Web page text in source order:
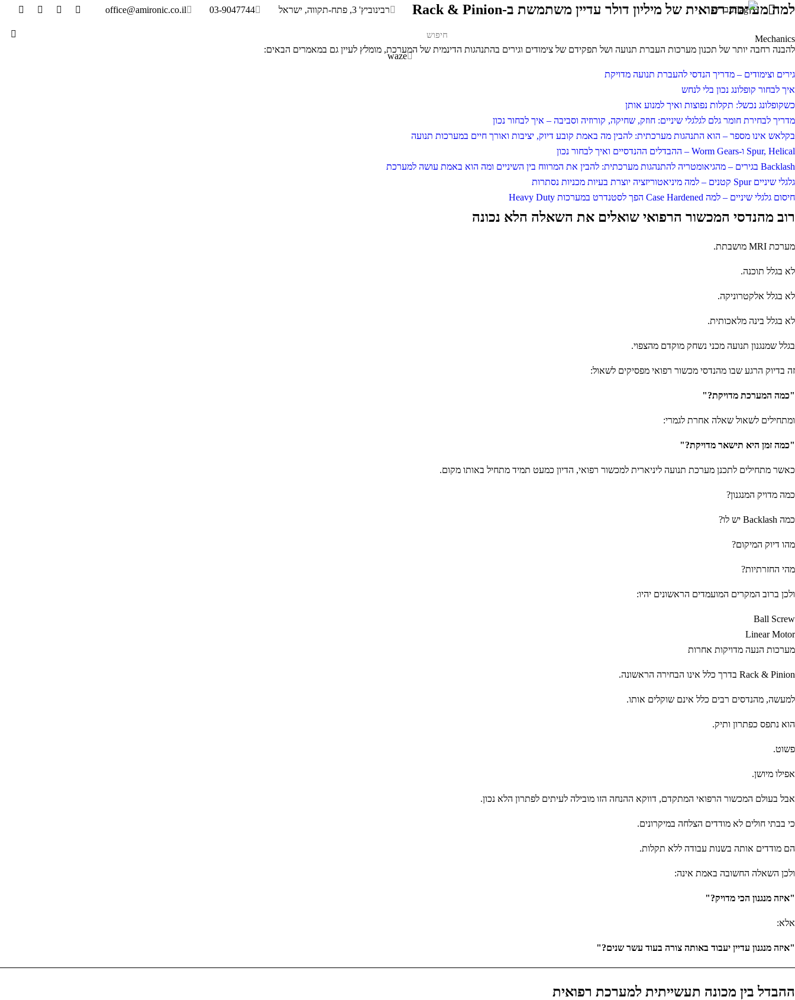
עברית רבינוביץ' 3, פתח-תקווה, ישראל 03-9047744
office@amironic.co.il
waze
למה מערכת רפואית של מיליון דולר עדיין משתמשת ב-Rack & Pinion
Mechanics
להבנה רחבה יותר של תכנון מערכות העברת תנועה ושל תפקידם של צימודים וגירים בהתנהגות הדינמית של המערכת, מומלץ לעיין גם במאמרים הבאים:
גירים וצימודים – מדריך הנדסי להעברת תנועה מדויקת
איך לבחור קופלונג נכון בלי לנחש
כשקופלונג נכשל: תקלות נפוצות ואיך למנוע אותן
מדריך לבחירת חומר גלם לגלגלי שיניים: חוזק, שחיקה, קורוזיה וסביבה – איך לבחור נכון
בקלאש אינו מספר – הוא התנהגות מערכתית: להבין מה באמת קובע דיוק, יציבות ואורך חיים במערכות תנועה
Spur, Helical ו-Worm Gears – ההבדלים ההנדסיים ואיך לבחור נכון
Backlash בגירים – מהגיאומטריה להתנהגות מערכתית: להבין את המרווח בין השיניים ומה הוא באמת עושה למערכת
גלגלי שיניים Spur קטנים – למה מיניאטוריזציה יוצרת בעיות מכניות נסתרות
חיסום גלגלי שיניים – למה Case Hardened הפך לסטנדרט במערכות Heavy Duty
רוב מהנדסי המכשור הרפואי שואלים את השאלה הלא נכונה
מערכת MRI מושבתת.
לא בגלל תוכנה.
לא בגלל אלקטרוניקה.
לא בגלל בינה מלאכותית.
בגלל שמנגנון תנועה מכני נשחק מוקדם מהצפוי.
זה בדיוק הרגע שבו מהנדסי מכשור רפואי מפסיקים לשאול:
"כמה המערכת מדויקת?"
ומתחילים לשאול שאלה אחרת לגמרי:
"כמה זמן היא תישאר מדויקת?"
כאשר מתחילים לתכנן מערכת תנועה ליניארית למכשור רפואי, הדיון כמעט תמיד מתחיל באותו מקום.
כמה מדויק המנגנון?
כמה Backlash יש לו?
מהו דיוק המיקום?
מהי החזרתיות?
ולכן ברוב המקרים המועמדים הראשונים יהיו:
Ball Screw
Linear Motor
מערכות הנעה מדויקות אחרות
Rack & Pinion בדרך כלל אינו הבחירה הראשונה.
למעשה, מהנדסים רבים כלל אינם שוקלים אותו.
הוא נתפס כפתרון ותיק.
פשוט.
אפילו מיושן.
אבל בעולם המכשור הרפואי המתקדם, דווקא ההנחה הזו מובילה לעיתים לפתרון הלא נכון.
כי בבתי חולים לא מודדים הצלחה במיקרונים.
הם מודדים אותה בשנות עבודה ללא תקלות.
ולכן השאלה החשובה באמת אינה:
"איזה מנגנון הכי מדויק?"
אלא:
"איזה מנגנון עדיין יעבוד באותה צורה בעוד עשר שנים?"
ההבדל בין מכונה תעשייתית למערכת רפואית